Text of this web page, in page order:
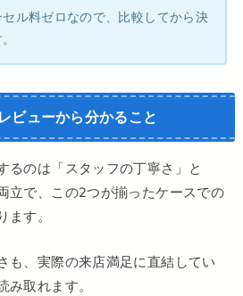
ル料ゼロなので、比較してから決
ビューから分かること
るのは「スタッフの丁寧さ」と
立で、この2つが揃ったケースでの
す。
も、実際の来店満足に直結してい
取れます。